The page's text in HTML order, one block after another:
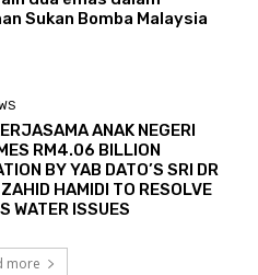
Sukan Bomba Malaysia
ANAK NEGERI
RM4.06 BILLION
BY YAB DATO’S SRI DR
HAMIDI TO RESOLVE
WATER ISSUES
more